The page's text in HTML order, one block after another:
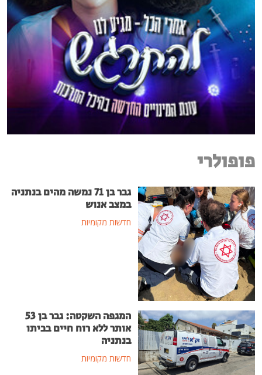
פופולרי
גבר בן 71 נמשה מהים בנתניה
במצב אנוש
חדשות מקומיות
המגפה השקטה: גבר בן 53
אותר ללא רוח חיים בביתו
בנתניה
חדשות מקומיות